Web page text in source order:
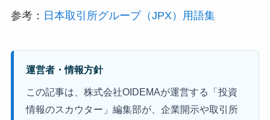
参考： 日本取引所グループ（JPX）用語集
運営者・情報方針
この記事は、株式会社OIDEMAが運営する「投資
情報のスカウター」編集部が、企業開示や取引所